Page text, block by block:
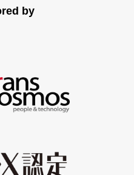
統括部 ナレッジマネジメン
www.trans-
by